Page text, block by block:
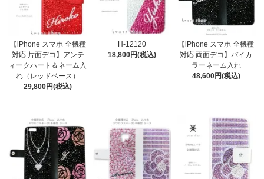
【iPhone スマホ 全機種
対応 片面デコ】アンテ
ィークハート＆ネーム入
れ（レッドベース）
29,800円(税込)
H-12120
18,800円(税込)
【iPhone スマホ 全機種
対応 両面デコ】バイカ
ラーネーム入れ
48,600円(税込)